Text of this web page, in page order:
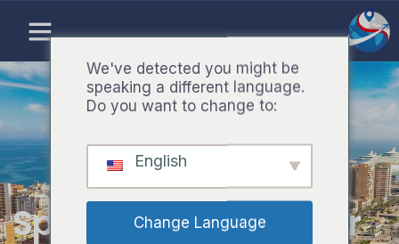
Inhalt
springen
Spanisch lernen in der
We've detected you might be
speaking a different language.
Do you want to change to:
English
Change Language